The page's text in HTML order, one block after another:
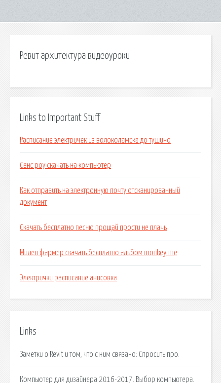
Ревит архитектура видеоуроки
Links to Important Stuff
Расписание электричек из волоколамска до тушино
Сенс роу скачать на компьютер
Как отправить на электронную почту отсканированный
документ
Скачать бесплатно песню прощай прости не плачь
Милен фармер скачать бесплатно альбом monkey me
Электрички расписание анисовка
Links
Заметки о Revit и том, что с ним связано: Спросить про.
Компьютер для дизайнера 2016-2017. Выбор компьютера.